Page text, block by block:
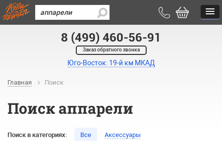
8 (499) 460-56-91
Заказ обратного звонка
Юго-Восток: 19-й км МКАД
Главная Поиск
Поиск аппарели
Поиск в категориях: Все Аксессуары